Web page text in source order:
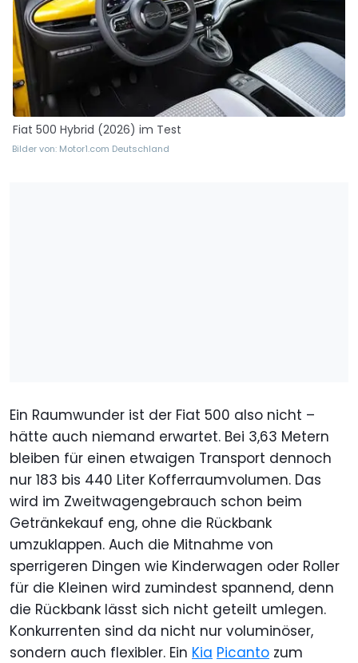
Fiat 500 Hybrid (2026) im Test
Bilder von: Motor1.com Deutschland
Ein Raumwunder ist der Fiat 500 also nicht –
hätte auch niemand erwartet. Bei 3,63 Metern
bleiben für einen etwaigen Transport dennoch
nur 183 bis 440 Liter Kofferraumvolumen. Das
wird im Zweitwagengebrauch schon beim
Getränkekauf eng, ohne die Rückbank
umzuklappen. Auch die Mitnahme von
sperrigeren Dingen wie Kinderwagen oder Roller
für die Kleinen wird zumindest spannend, denn
die Rückbank lässt sich nicht geteilt umlegen.
Konkurrenten sind da nicht nur voluminöser,
sondern auch flexibler. Ein Kia Picanto zum